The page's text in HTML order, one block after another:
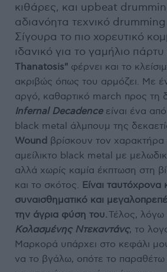
κιθάρες, και upbeat
αδιανόητα τεχνικό
Σίγουρα το πιο χορευτικό
ιδανικό για το γαμήλιο
Thanatosis" φέρνει και το
ακριβώς όπως του αρμόζει. Με
αργό, καθαρτικό march προς τη
Infernal Decadenceείναι ένα
black metal άλμπουμ της
Wound βρίσκουν τον
αμείλικτο black metal με
αλλά χωρίς καμία έκπτωση στη
και το σκότος. Eίναι ταυτόχρονα
συναισθηματικό και
την άγρια φύση του. Τέλος, λόγω
Κολασμένης Ντεκαντάνς, το
Μαρκορά υπάρχει στο κεφάλι
να το βγάλω, οπότε το